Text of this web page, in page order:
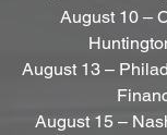
August 10 –
August 13 –
August 15 –